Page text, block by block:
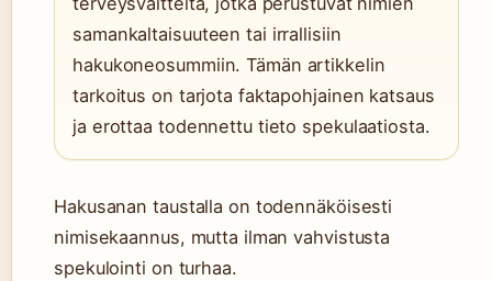
samankaltaisuuteen tai irrallisiin
hakukoneosummiin. Tämän artikkelin
tarkoitus on tarjota faktapohjainen katsaus
ja erottaa todennettu tieto spekulaatiosta.
Hakusanan taustalla on todennäköisesti
nimisekaannus, mutta ilman vahvistusta
spekulointi on turhaa.